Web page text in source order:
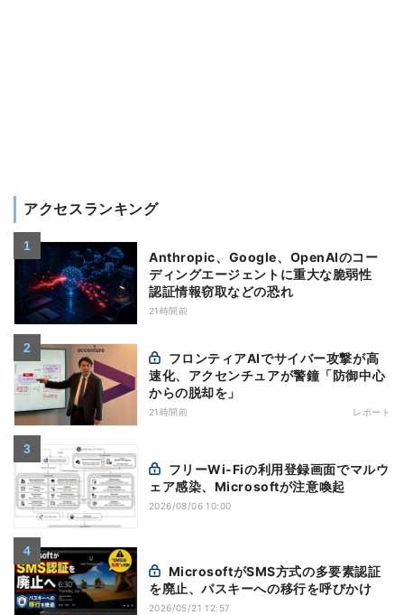
アクセスランキング
Anthropic、Google、OpenAIのコー
ディングエージェントに重大な脆弱性
認証情報窃取などの恐れ
21時間前
速化、アクセンチュアが警鐘「防御中心
からの脱却を」
21時間前 レポート
ェア感染、Microsoftが注意喚起
2026/08/06 10:00
を廃止、パスキーへの移行を呼びかけ
2026/05/21 12:57